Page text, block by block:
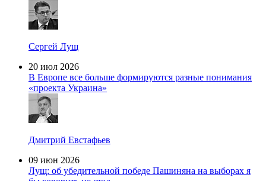
Сергей Лущ
20 июл 2026
В Европе все больше формируются разные понимания
«проекта Украина»
Дмитрий Евстафьев
09 июн 2026
Лущ: об убедительной победе Пашиняна на выборах я